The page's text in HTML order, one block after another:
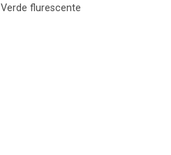
Verde flurescente